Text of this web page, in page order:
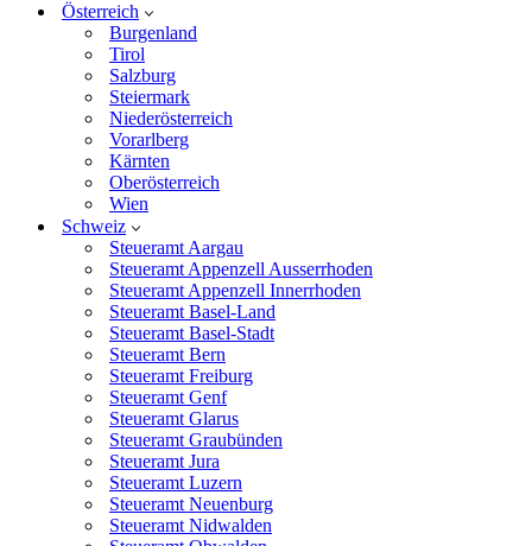
Österreich
Burgenland
Tirol
Salzburg
Steiermark
Niederösterreich
Vorarlberg
Kärnten
Oberösterreich
Wien
Schweiz
Steueramt Aargau
Steueramt Appenzell Ausserrhoden
Steueramt Appenzell Innerrhoden
Steueramt Basel-Land
Steueramt Basel-Stadt
Steueramt Bern
Steueramt Freiburg
Steueramt Genf
Steueramt Glarus
Steueramt Graubünden
Steueramt Jura
Steueramt Luzern
Steueramt Neuenburg
Steueramt Nidwalden